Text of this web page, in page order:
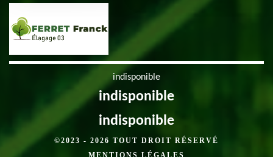
indisponible
indisponible
indisponible
©2023 - 2026 TOUT DROIT RÉSERVÉ
MENTIONS LÉGALES